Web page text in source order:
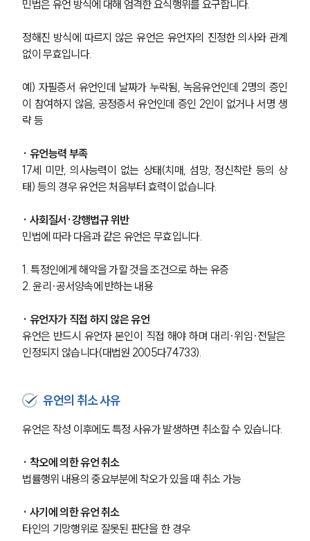
민법은 유언 방식에 대해 엄격한 요식행위를 요구합니다.
정해진 방식에 따르지 않은 유언은 유언자의 진정한 의사와 관계
없이 무효입니다.
예) 자필증서 유언인데 날짜가 누락됨, 녹음유언인데 2명의 증인
이 참여하지 않음, 공정증서 유언인데 증인 2인이 없거나 서명 생
략 등
· 유언능력 부족
17세 미만, 의사능력이 없는 상태(치매, 섬망, 정신착란 등의 상
태) 등의 경우 유언은 처음부터 효력이 없습니다.
· 사회질서·강행법규 위반
민법에 따라 다음과 같은 유언은 무효입니다.
1. 특정인에게 해악을 가할 것을 조건으로 하는 유증
2. 윤리·공서양속에 반하는 내용
· 유언자가 직접 하지 않은 유언
유언은 반드시 유언자 본인이 직접 해야 하며 대리·위임·전달은
인정되지 않습니다(대법원 2005다74733).
유언의 취소 사유
유언은 작성 이후에도 특정 사유가 발생하면 취소할 수 있습니다.
· 착오에 의한 유언 취소
법률행위 내용의 중요부분에 착오가 있을 때 취소 가능
· 사기에 의한 유언 취소
타인의 기망행위로 잘못된 판단을 한 경우